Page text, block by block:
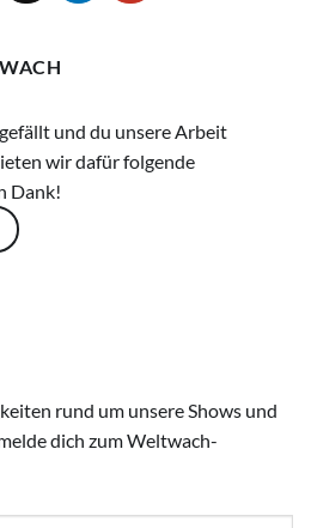
und du unsere Arbeit
wir dafür folgende
Dank!
rund um unsere Shows und
dich zum Weltwach-